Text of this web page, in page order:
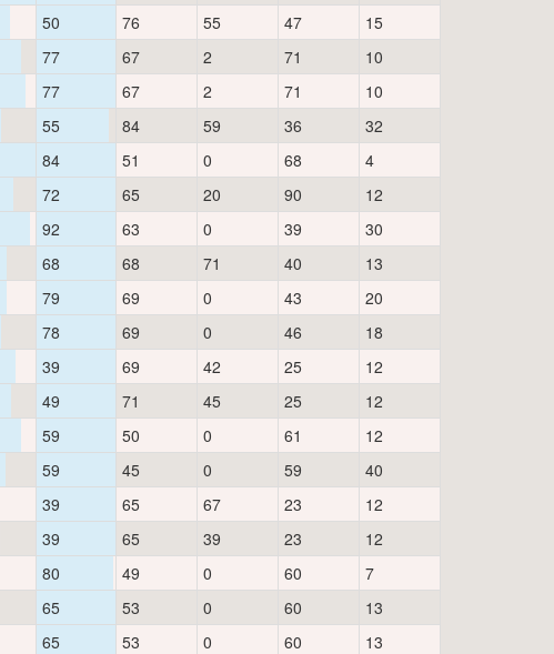
50 76 55 47
15
77 67 2 71
10
77 67 2 71
10
55 84 59 36
32
84 51 0 68
4
72 65 20 90
12
92 63 0 39
30
68 68 71 40
13
79 69 0 43
20
78 69 0 46
18
39 69 42 25
12
49 71 45 25
12
59 50 0 61
12
59 45 0 59
40
39 65 67 23
12
39 65 39 23
12
80 49 0 60
7
65 53 0 60
13
65 53 0 60
13